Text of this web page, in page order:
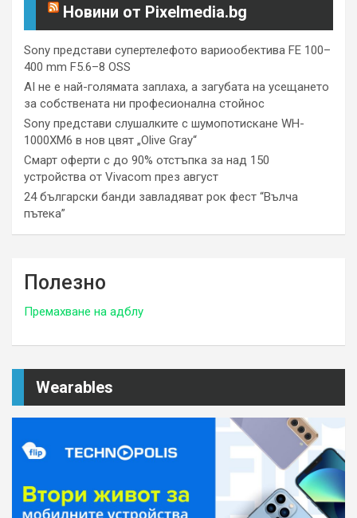
Новини от Pixelmedia.bg
Sony представи супертелефото вариообектива FE 100–
400 mm F5.6–8 OSS
AI не е най-голямата заплаха, а загубата на усещането
за собствената ни професионална стойнос
Sony представи слушалките с шумопотискане WH-
1000XM6 в нов цвят „Olive Gray“
Смарт оферти с до 90% отстъпка за над 150
устройства от Vivacom през август
24 български банди завладяват рок фест “Вълча
пътека”
Полезно
Премахване на адблу
Wearables